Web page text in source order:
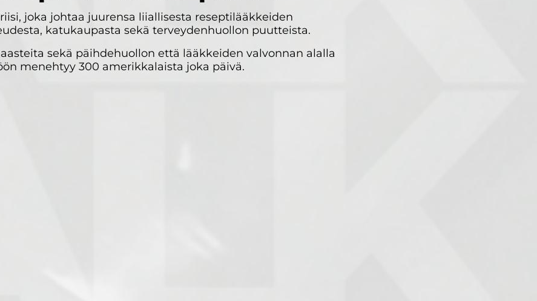
joka johtaa juurensa liiallisesta reseptilääkkeiden
katukaupasta sekä terveydenhuollon puutteista.
sekä päihdehuollon että lääkkeiden valvonnan alalla
menehtyy 300 amerikkalaista joka päivä.